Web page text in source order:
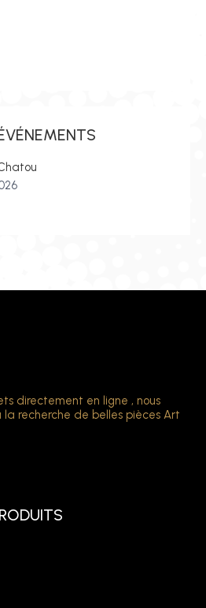
directement en ligne , nous
recherche de belles pièces Art